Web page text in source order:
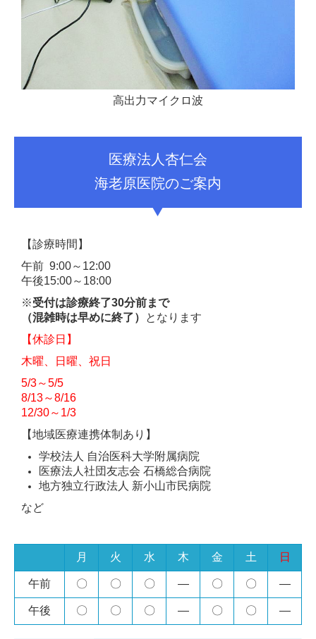
高出力マイクロ波
医療法人杏仁会
海老原医院のご案内
【診療時間】
午前 9:00～12:00
午後15:00～18:00
※受付は診療終了30分前まで
（混雑時は早めに終了）
となります
【休診日】
木曜、日曜、祝日
5/3～5/5
8/13～8/16
12/30～1/3
【地域医療連携体制あり】
学校法人 自治医科大学附属病院
医療法人社団友志会 石橋総合病院
地方独立行政法人 新小山市民病院
など
月 火 水 木 金 土 日
午前 〇 〇 〇 ― 〇 〇 ―
午後 〇 〇 〇 ― 〇 〇 ―